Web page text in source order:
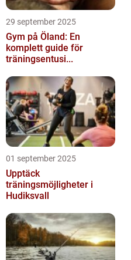
29 september 2025
Gym på Öland: En
komplett guide för
träningsentusi...
01 september 2025
Upptäck
träningsmöjligheter i
Hudiksvall